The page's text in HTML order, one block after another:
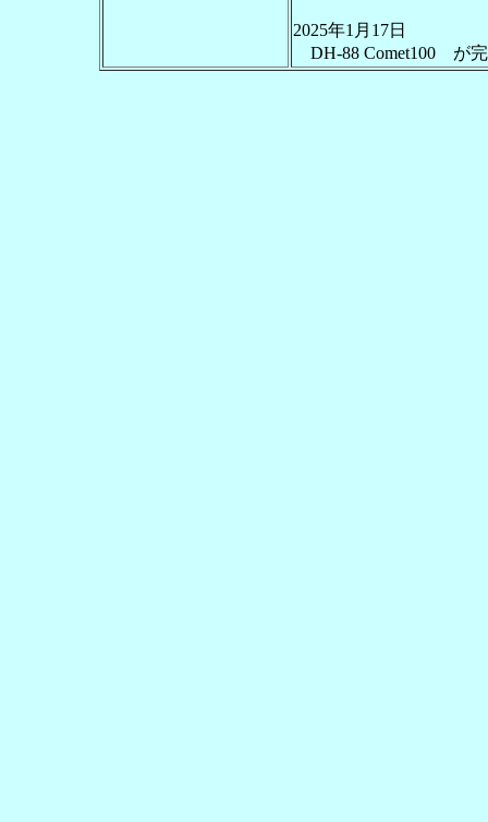
2025年1月17日
DH-88 Comet100 が